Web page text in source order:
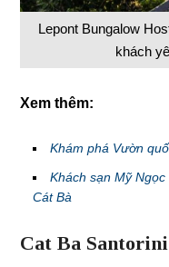
Lepont Bungalow
khách
Xem thêm:
Khám phá Vườn
Khách sạn Mỹ
Cát Bà
Cat Ba